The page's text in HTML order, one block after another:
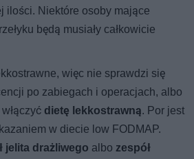
ilości. Niektóre osoby mające
będą musiały całkowicie
więc nie sprawdzi się
po zabiegach i operacjach, albo
dietę lekkostrawną. Por jest
w diecie low FODMAP.
jelita drażliwego albo zespół